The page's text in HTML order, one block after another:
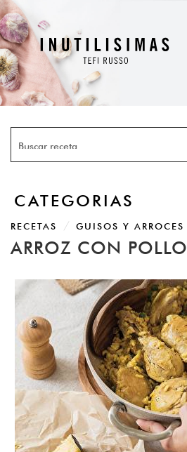
CATEGORIAS
RECETAS GUISOS Y ARROCES
ARROZ CON POLLO